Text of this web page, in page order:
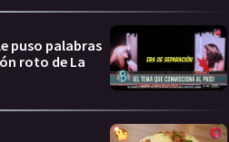
puso palabras
roto de La